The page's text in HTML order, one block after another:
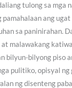
tulong sa mga
ang
sa paninirahan.
malawakang
bilyun-bilyong piso
pulitiko, opisyal ng
ng disenteng